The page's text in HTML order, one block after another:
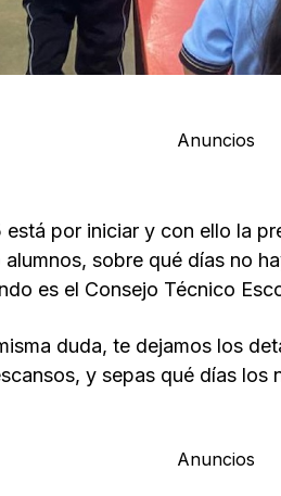
Anuncios
por iniciar y con ello la
sobre qué días no
es el Consejo Técnico
duda, te dejamos los
y sepas qué días los
Anuncios